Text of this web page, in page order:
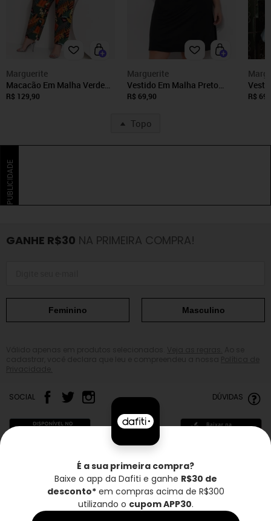
Marguerite
Macacão Em Malha Verde
Escuro Marguerite
R$ 129,90
Marguerite
Vestido Em Malha Preto
Marguerite
R$ 69,90 R$
Topo
PUBLICIDADE
GANHE R$30 NA PRIMEIRA COMPRA!
Feminino Masculino
SOCIAL DÚVIDAS
Frete grátis* Troca grátis Entrega rápida
É a sua primeira compra?
Baixe o app da Dafiti e ganhe R$30 de
desconto*em compras acima de R$300
utilizando o cupom APP30.